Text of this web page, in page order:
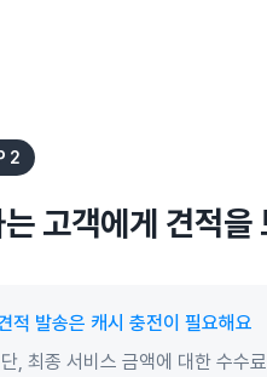
2
고객에게 견적을
적 발송은 캐시 충전이 필요해요
단, 최종 서비스 금액에 대한 수수